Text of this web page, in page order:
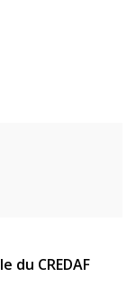
du CREDAF